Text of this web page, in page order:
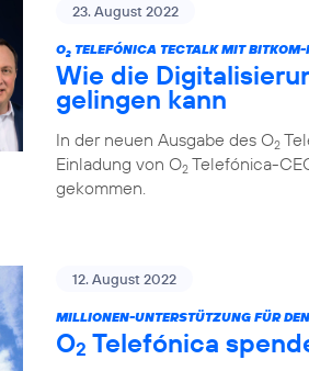
23. August 2022
O2 TELEFÓNICA TECTALK MIT
Wie die
gelingen kann
In der neuen Ausgabe des O2
Einladung von O2 Telefónica-
gekommen.
12. August 2022
MILLIONEN-UNTERSTÜTZUNG FÜR
O2 Telefónica